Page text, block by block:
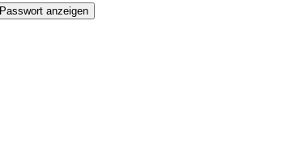
Passwort anzeigen